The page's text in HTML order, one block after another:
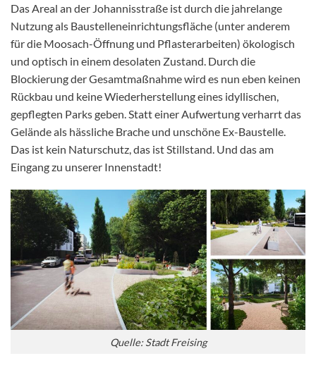
Das Areal an der Johannisstraße ist durch die jahrelange
Nutzung als Baustelleneinrichtungsfläche (unter anderem
für die Moosach-Öffnung und Pflasterarbeiten) ökologisch
und optisch in einem desolaten Zustand. Durch die
Blockierung der Gesamtmaßnahme wird es nun eben keinen
Rückbau und keine Wiederherstellung eines idyllischen,
gepflegten Parks geben. Statt einer Aufwertung verharrt das
Gelände als hässliche Brache und unschöne Ex-Baustelle.
Das ist kein Naturschutz, das ist Stillstand. Und das am
Eingang zu unserer Innenstadt!
Quelle: Stadt Freising